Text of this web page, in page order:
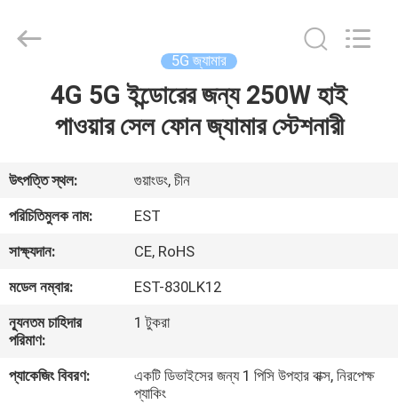
ভিডিও
আমাদের
সম্পর্কে
ভ্রমণ
ELECTRONICS(HK)
CO.,LTD.
5G জ্যামার
4G 5G ইন্ডোরের জন্য 250W হাই
পাওয়ার সেল ফোন জ্যামার স্টেশনারী
উৎপত্তি স্থল:
গুয়াংডং, চীন
পরিচিতিমুলক নাম:
EST
সাক্ষ্যদান:
CE, RoHS
মডেল নম্বার:
EST-830LK12
ন্যূনতম চাহিদার
পরিমাণ:
1 টুকরা
প্যাকেজিং বিবরণ:
একটি ডিভাইসের জন্য 1 পিসি উপহার বাক্স, নিরপেক্ষ
প্যাকিং